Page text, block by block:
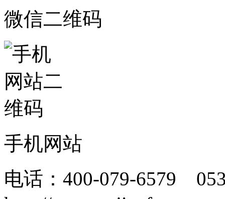
微信二维码
手机网站
电话：400-079-6579